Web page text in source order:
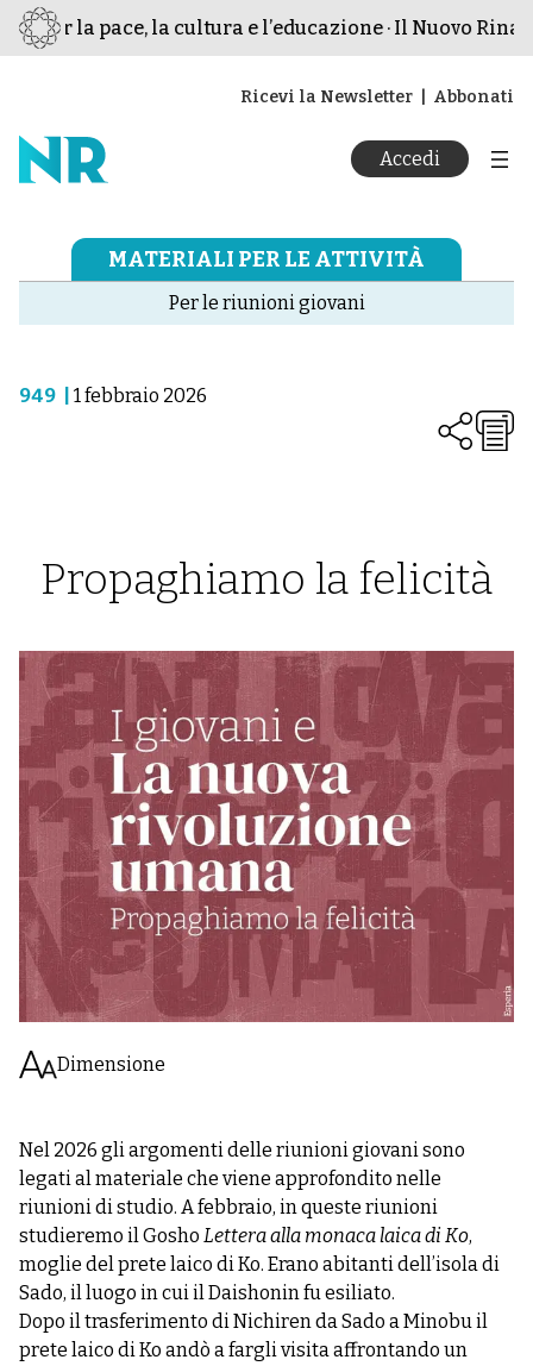
per la pace, la cultura e l’educazione · Il Nuovo
Ricevi la Newsletter Abbonati
Accedi
MATERIALI PER LE ATTIVITÀ
Per le riunioni giovani
949 1 febbraio 2026
Propaghiamo la felicità
Dimensione
Nel 2026 gli argomenti delle riunioni giovani sono
legati al materiale che viene approfondito nelle
riunioni di studio. A febbraio, in queste riunioni
studieremo il Gosho Lettera alla monaca laica di Ko,
moglie del prete laico di Ko. Erano abitanti dell’isola di
Sado, il luogo in cui il Daishonin fu esiliato.
Dopo il trasferimento di Nichiren da Sado a Minobu il
prete laico di Ko andò a fargli visita affrontando un